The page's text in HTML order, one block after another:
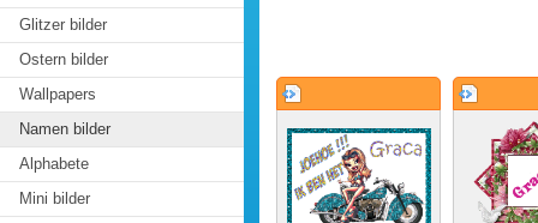
Glitzer bilder
Ostern bilder
Wallpapers
Namen bilder
Alphabete
Mini bilder